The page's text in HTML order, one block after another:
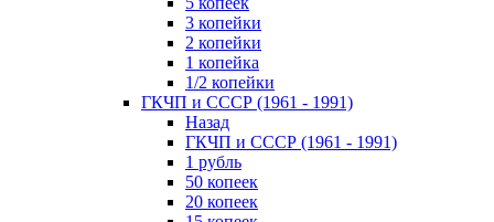
3 копейки
2 копейки
1 копейка
1/2 копейки
ГКЧП и СССР (1961 - 1991)
Назад
ГКЧП и СССР (1961 - 1991)
1 рубль
50 копеек
20 копеек